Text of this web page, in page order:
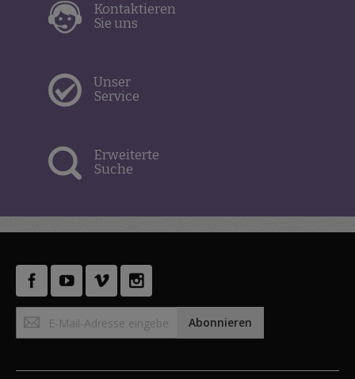
Kontaktieren
Sie uns
Unser
Service
Erweiterte
Suche
Anmeldung
zum
Abonnieren